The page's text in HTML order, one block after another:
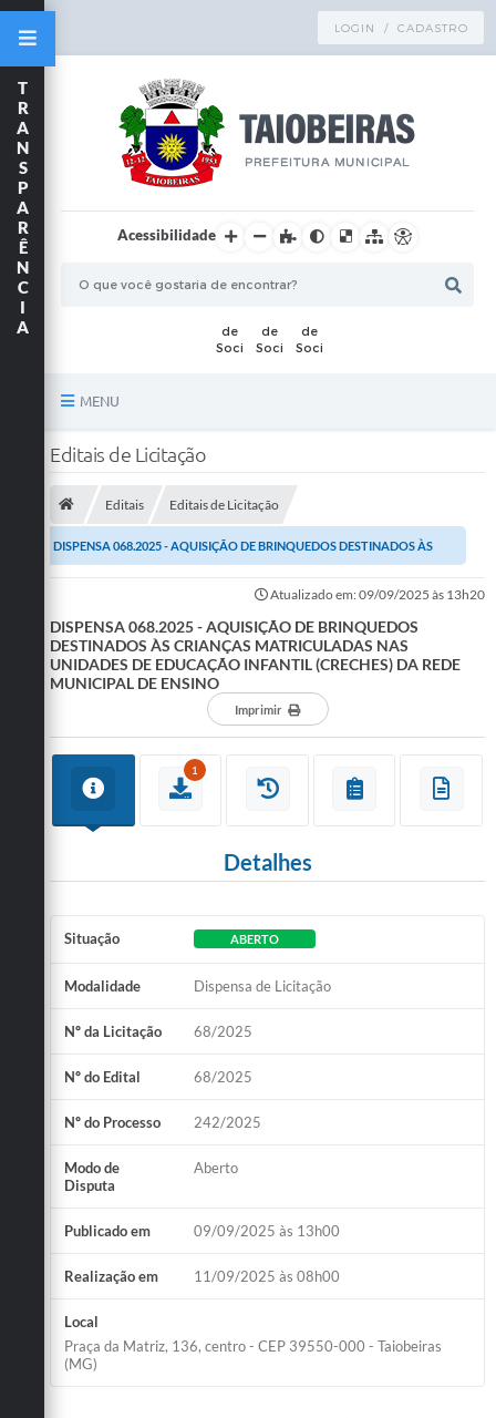
LOGIN / CADASTRO
Acessibilidade
MENU
Principal
A Nossa Cidade
Mapa do Site
SIC
Legislação
Formulários
Conselho Tutelar.
Emprega
Agenda
Galeria de Fotos
Galeria de Vídeos
Serviços Online
Enquete
Links
Telefones Úteis
T
R
A
N
S
P
A
R
Ê
N
C
I
A
Editais de Licitação
Editais Editais de Licitação
DISPENSA 068.2025 - AQUISIÇÃO DE BRINQUEDOS DESTINADOS ÀS
CRIANÇAS MATRICULADAS NAS UNIDADES DE EDUCAÇÃO...
Atualizado em: 09/09/2025 às 13h20
DISPENSA 068.2025 - AQUISIÇÃO DE BRINQUEDOS
DESTINADOS ÀS CRIANÇAS MATRICULADAS NAS
UNIDADES DE EDUCAÇÃO INFANTIL (CRECHES) DA REDE
MUNICIPAL DE ENSINO
Imprimir
1
Detalhes
Situação ABERTO
Modalidade Dispensa de Licitação
Nº da Licitação 68/2025
Nº do Edital 68/2025
Nº do Processo 242/2025
Modo de
Disputa
Aberto
Publicado em 09/09/2025 às 13h00
Realização em 11/09/2025 às 08h00
Local
Praça da Matriz, 136, centro - CEP 39550-000 - Taiobeiras
(MG)